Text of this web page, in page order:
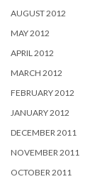
AUGUST 2012
MAY 2012
APRIL 2012
MARCH 2012
FEBRUARY 2012
JANUARY 2012
DECEMBER 2011
NOVEMBER 2011
OCTOBER 2011